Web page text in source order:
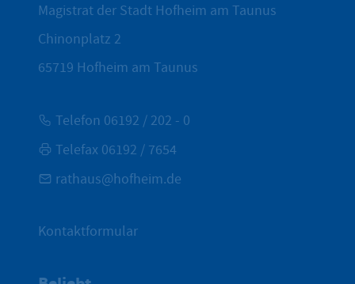
Magistrat der Stadt Hofheim am Taunus
Chinonplatz 2
65719 Hofheim am Taunus
Telefon 06192 / 202 - 0
Telefax 06192 / 7654
rathaus@hofheim.de
Kontaktformular